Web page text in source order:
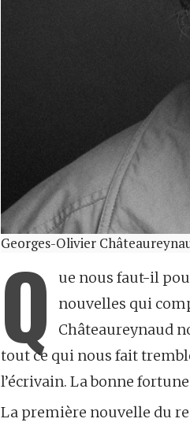
Georges-Olivier
Q
ue nous faut-il
nouvelles qui
Châteaureynaud
tout ce qui nous fait
l’écrivain. La bonne
La première nouvelle du